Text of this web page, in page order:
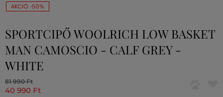
AKCIÓ -50%
SPORTCIPŐ WOOLRICH LOW BASKET
MAN CAMOSCIO - CALF GREY -
WHITE
81 990 Ft
40 990 Ft